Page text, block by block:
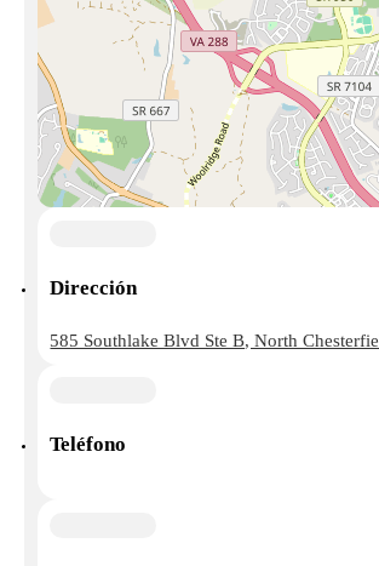
Dirección
585 Southlake Blvd Ste B, North
Teléfono